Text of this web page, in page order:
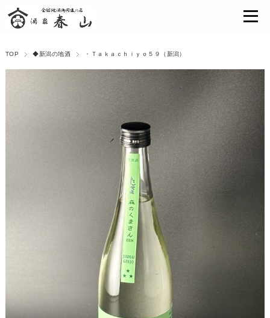
TOP ◆新潟の地酒 ・Ｔａｋａｃｈｉｙｏ５９（新潟）